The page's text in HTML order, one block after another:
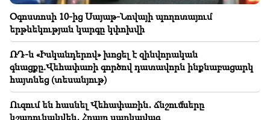
Կաթողիկոսը՝ մեղադրյալի աթոռին․ ի՞նչ են
մտածում քաղաքացիները (տեսանյութ)
Ալեն Սիմոնյանից հետո հաջորդը Հայկ Կոնջորյանն
է․ նրա մասին «սլիվները» ՔՊ-ն է կազմակերպում
(տեսանյութ)
Օգոստոսի 10-ից Սայաթ-Նովայի պողոտայում
երթևեկության կարգը կփոխվի
ՌԴ-ն «Իսկանդերով» խոցել է զինվորական
գնացքը.Վեհափառի գործով դատավորն ինքնաբացարկ
հայտնեց (տեսանյութ)
Ուզում են հասնել Վեհափառին․ ճնշումները
կշարունակվեն․ Հրայր սարկավագ